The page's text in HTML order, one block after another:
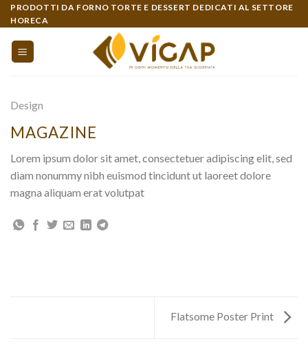
Skip
to
content
PRODOTTI DA FORNO TORTE E DESSERT DEDICATI AL SETTORE
HORECA
Design
MAGAZINE
Lorem ipsum dolor sit amet, consectetuer adipiscing elit, sed
diam nonummy nibh euismod tincidunt ut laoreet dolore
magna aliquam erat volutpat
Flatsome Poster Print